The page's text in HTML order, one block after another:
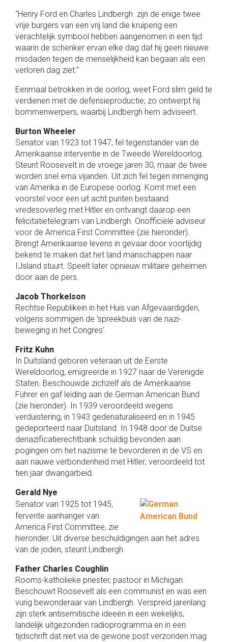
“Henry Ford en Charles Lindbergh zijn de enige twee
vrije burgers van een vrij land die kruiperig een
verachtelijk symbool hebben aangenomen in een tijd
waarin de schenker ervan elke dag dat hij geen nieuwe
misdaden tegen de menselijkheid kan begaan als een
verloren dag ziet.”
Eenmaal betrokken in de oorlog, weet Ford slim geld te
verdienen met de defensieproductie; zo ontwerpt hij
bommenwerpers, waarbij Lindbergh hem adviseert.
Burton Wheeler
Senator van 1923 tot 1947, fel tegenstander van de
Amerikaanse interventie in de Tweede Wereldoorlog.
Steunt Roosevelt in de vroege jaren 30, maar de twee
worden snel erna vijanden. Uit zich fel tegen inmenging
van Amerika in de Europese oorlog. Komt met een
voorstel voor een uit acht punten bestaand
vredesoverleg met Hitler en ontvangt daarop een
felicitatietelegram van Lindbergh. Onofficiële adviseur
voor de America First Committee (zie hieronder).
Brengt Amerikaanse levens in gevaar door voortijdig
bekend te maken dat het land manschappen naar
IJsland stuurt. Speelt later opnieuw militaire geheimen
door aan de pers.
Jacob Thorkelson
Rechtse Republikein in het Huis van Afgevaardigden,
volgens sommigen de ‘spreekbuis van de nazi-
beweging in het Congres’.
Fritz Kuhn
In Duitsland geboren veteraan uit de Eerste
Wereldoorlog, emigreerde in 1927 naar de Verenigde
Staten. Beschouwde zichzelf als de Amerikaanse
Führer en gaf leiding aan de German American Bund
(zie hieronder). In 1939 veroordeeld wegens
verduistering, in 1943 gedenaturaliseerd en in 1945
gedeporteerd naar Duitsland. In 1948 door de Duitse
denazificatierechtbank schuldig bevonden aan
pogingen om het nazisme te bevorderen in de VS en
aan nauwe verbondenheid met Hitler; veroordeeld tot
tien jaar dwangarbeid.
Gerald Nye
Senator van 1925 tot 1945,
fervente aanhanger van
America First Committee, zie
hieronder. Uit diverse beschuldigingen aan het adres
van de joden, steunt Lindbergh.
Father Charles Coughlin
Rooms-katholieke priester, pastoor in Michigan.
Beschouwt Roosevelt als een communist en was een
vurig bewonderaar van Lindbergh. Verspreid jarenlang
zijn sterk antisemitische ideeën in een wekelijks,
landelijk uitgezonden radioprogramma en in een
tijdschrift dat niet via de gewone post verzonden mag